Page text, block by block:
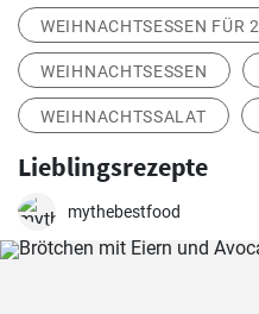
WEIHNACHTSESSEN FÜR 2
WEIHNACHTSESSEN
WEIHNACHTSSALAT
Lieblingsrezepte
mythebestfood